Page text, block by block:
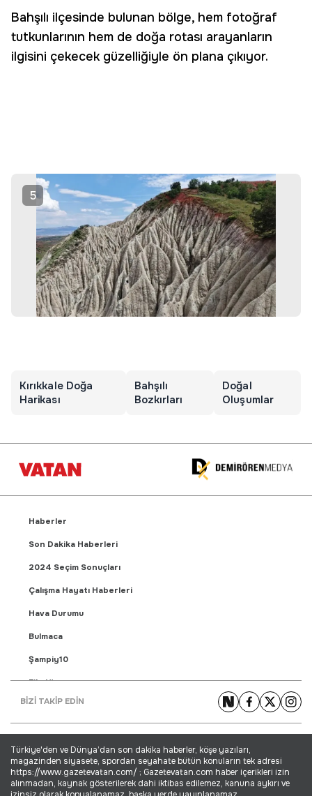
Bahşılı ilçesinde bulunan bölge, hem fotoğraf
tutkunlarının hem de doğa rotası arayanların
ilgisini çekecek güzelliğiyle ön plana çıkıyor.
5
Kırıkkale Doğa
Harikası
Bahşılı
Bozkırları
Doğal
Oluşumlar
Haberler
Son Dakika Haberleri
2024 Seçim Sonuçları
Çalışma Hayatı Haberleri
Hava Durumu
Bulmaca
Şampiy10
Fikstür
Puan Durumu
Yaşam Haberleri
Ekonomi Haberleri
BİZİ TAKİP EDİN
Türkiye'den ve Dünya’dan son dakika haberler, köşe yazıları,
magazinden siyasete, spordan seyahate bütün konuların tek adresi
https://www.gazetevatan.com/ ; Gazetevatan.com haber içerikleri izin
alınmadan, kaynak gösterilerek dahi iktibas edilemez, kanuna aykırı ve